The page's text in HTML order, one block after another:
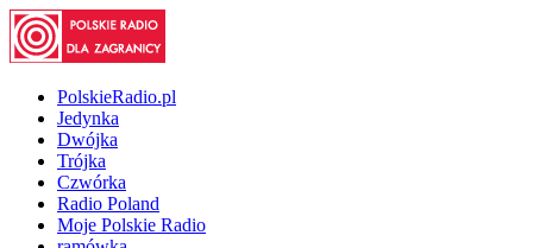
PolskieRadio.pl
Jedynka
Dwójka
Trójka
Czwórka
Radio Poland
Moje Polskie Radio